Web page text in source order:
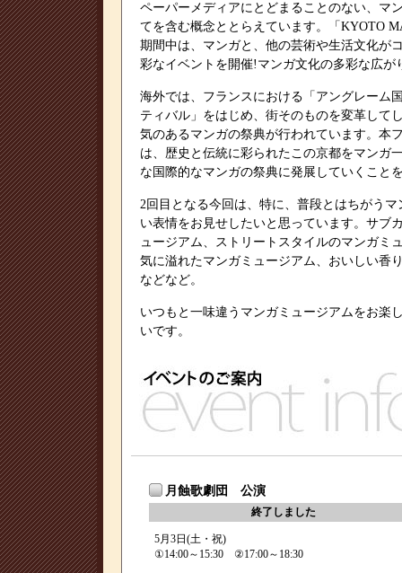
ペーパーメディアにとどまることのない、マ
てを含む概念ととらえています。「KYOTO
期間中は、マンガと、他の芸術や生活文化が
彩なイベントを開催!マンガ文化の多彩な広が
海外では、フランスにおける「アングレーム
ティバル」をはじめ、街そのものを変革して
気のあるマンガの祭典が行われています。本
は、歴史と伝統に彩られたこの京都をマンガ
な国際的なマンガの祭典に発展していくこと
2回目となる今回は、特に、普段とはちがう
い表情をお見せしたいと思っています。サブ
ュージアム、ストリートスタイルのマンガミ
気に溢れたマンガミュージアム、おいしい香
などなど。
いつもと一味違うマンガミュージアムをお楽
いです。
月蝕歌劇団 公演
終了しました
5月3日(土・祝)
①14:00～15:30 ②17:00～18:30